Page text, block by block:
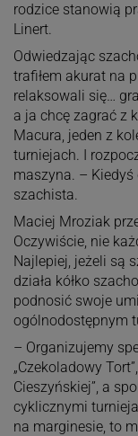
rodzice stanowią
Linert.
Odwiedzając
trafiłem akurat na
relaksowali się…
a ja chcę zagrać z
Macura, jeden z
turniejach. I
maszyna. –
szachista.
Maciej Mroziak
Oczywiście, nie
Najlepiej, jeżeli są
działa kółko
podnosić swoje
ogólnodostępnym
– Organizujemy
„Czekoladowy
Cieszyńskiej”, a
cyklicznymi
na marginesie, to